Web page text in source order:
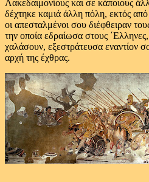
Λακεδαιμονίους και σε κάποιους
δέχτηκε καμιά άλλη πόλη, εκτός
οι απεσταλμένοι σου διέφθειραν
την οποία εδραίωσα στους
χαλάσουν, εξεστράτευσα εναντίον
αρχή της έχθρας.